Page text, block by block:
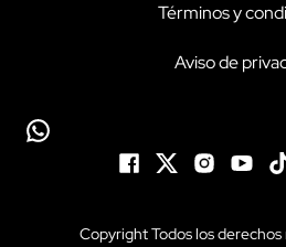
Términos y
Aviso de
Copyright Todos los